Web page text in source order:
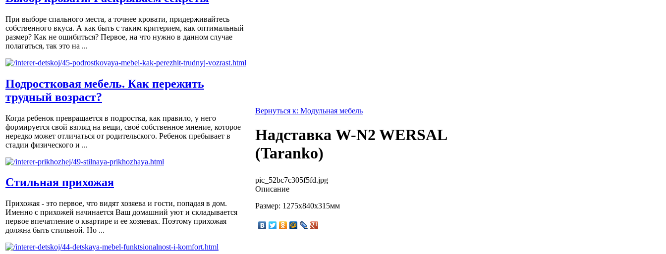
При выборе спального места, а точнее кровати, придерживайтесь
собственного вкуса. А как быть с таким критерием, как оптимальный
размер? Как не ошибиться? Первое, на что нужно в данном случае
полагаться, так это на ...
Подростковая мебель. Как пережить
трудный возраст?
Когда ребенок превращается в подростка, как правило, у него
формируется свой взгляд на вещи, своё собственное мнение, которое
нередко может отличаться от родительского. Ребенок пребывает в
стадии физического и ...
Стильная прихожая
Прихожая - это первое, что видят хозяева и гости, попадая в дом.
Именно с прихожей начинается Ваш домашний уют и складывается
первое впечатление о квартире и ее хозяевах. Поэтому прихожая
должна быть стильной. Но ...
Вернуться к: Модульная мебель
Надставка W-N2 WERSAL
(Taranko)
pic_52bc7c305f5fd.jpg
Описание
Размер: 1275х840х315мм